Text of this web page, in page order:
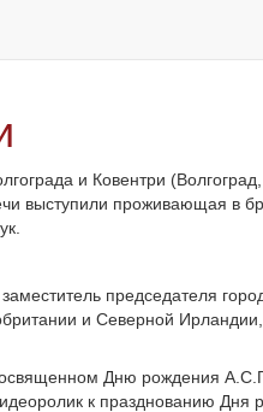
и Ковентри
выступили проживающая в
председателя
и Северной
Дню рождения
к празднованию